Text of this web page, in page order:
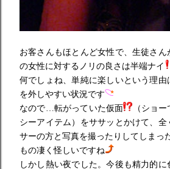
お客さんもほとんど女性で、生徒さ
の女性に対するノリの良さは半端ナイ
何でしょね、単純に楽しいという理由
を外しやすい状況です
なので…転がっていた仮面
（ショ
シーアイテム）をササッとかけて、
サーの方と写真を撮ったりしてしまっ
もの凄く怪しいですね
しかし熱い夜でした。今後も精力的